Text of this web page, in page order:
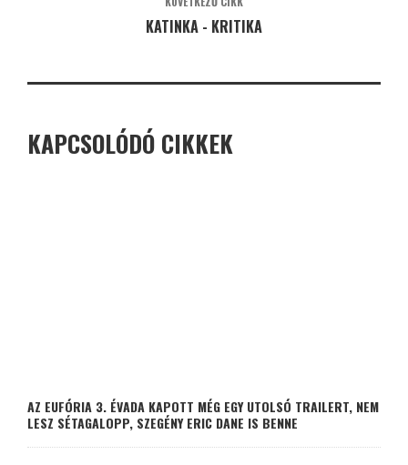
KATINKA - KRITIKA
KAPCSOLÓDÓ CIKKEK
AZ EUFÓRIA 3. ÉVADA KAPOTT MÉG EGY UTOLSÓ TRAILERT, NEM
LESZ SÉTAGALOPP, SZEGÉNY ERIC DANE IS BENNE